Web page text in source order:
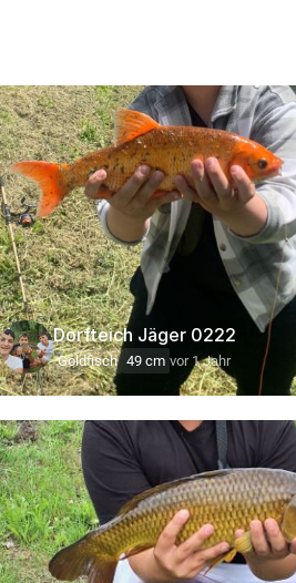
Dorfteich Jäger 0222
Goldfisch 49 cm vor 1 Jahr